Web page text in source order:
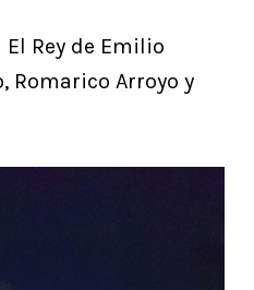
Rey de Emilio
Romarico Arroyo y